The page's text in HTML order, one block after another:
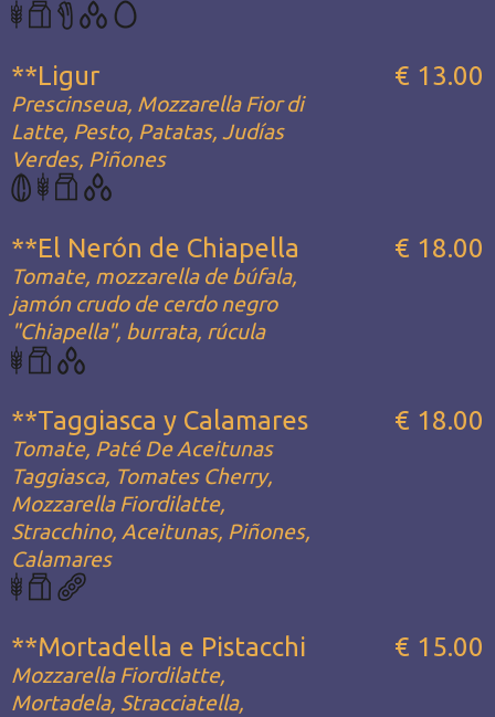
**Ligur
Prescinseua, Mozzarella Fior di
Latte, Pesto, Patatas, Judías
Verdes, Piñones
€ 13.00
**El Nerón de Chiapella
Tomate, mozzarella de búfala,
jamón crudo de cerdo negro
"Chiapella", burrata, rúcula
€ 18.00
**Taggiasca y Calamares
Tomate, Paté De Aceitunas
Taggiasca, Tomates Cherry,
Mozzarella Fiordilatte,
Stracchino, Aceitunas, Piñones,
Calamares
€ 18.00
**Mortadella e Pistacchi
Mozzarella Fiordilatte,
Mortadela, Stracciatella,
€ 15.00